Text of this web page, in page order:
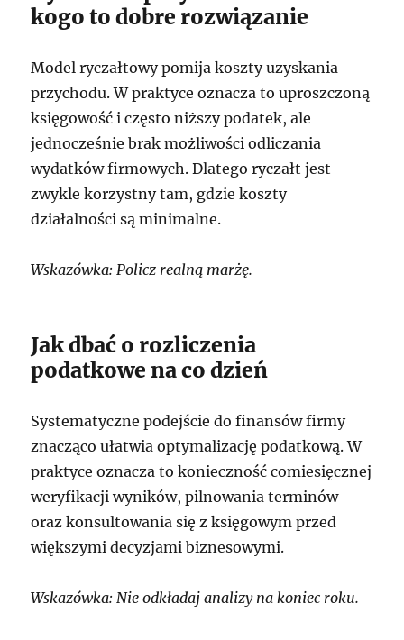
kogo to dobre rozwiązanie
Model ryczałtowy pomija koszty uzyskania
przychodu. W praktyce oznacza to uproszczoną
księgowość i często niższy podatek, ale
jednocześnie brak możliwości odliczania
wydatków firmowych. Dlatego ryczałt jest
zwykle korzystny tam, gdzie koszty
działalności są minimalne.
Wskazówka: Policz realną marżę.
Jak dbać o rozliczenia
podatkowe na co dzień
Systematyczne podejście do finansów firmy
znacząco ułatwia optymalizację podatkową. W
praktyce oznacza to konieczność comiesięcznej
weryfikacji wyników, pilnowania terminów
oraz konsultowania się z księgowym przed
większymi decyzjami biznesowymi.
Wskazówka: Nie odkładaj analizy na koniec roku.